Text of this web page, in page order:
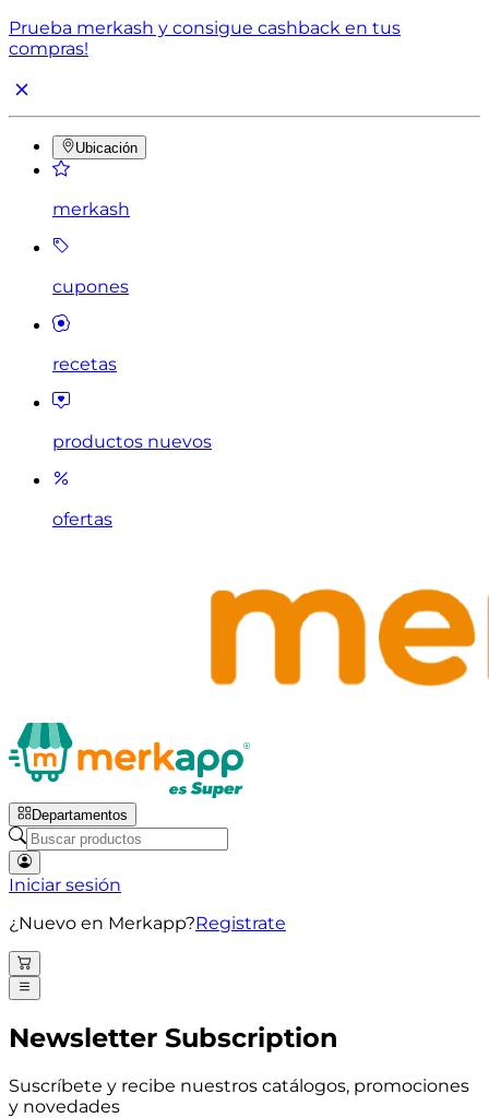
Prueba merkash y consigue cashback en tus
compras!
Ubicación
merkash
cupones
recetas
productos nuevos
ofertas
Departamentos
Iniciar sesión
¿Nuevo en Merkapp?Registrate
Newsletter Subscription
Suscríbete y recibe nuestros catálogos, promociones
y novedades